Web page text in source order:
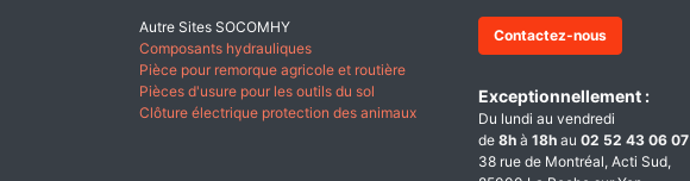
Autre Sites SOCOMHY
Composants hydrauliques
Pièce pour remorque agricole et routière
Pièces d'usure pour les outils du sol
Clôture électrique protection des animaux
Contactez-nous
Exceptionnellement :
Du lundi au vendredi
de 8h à 18h au 02 52 43 06 07
38 rue de Montréal, Acti Sud,